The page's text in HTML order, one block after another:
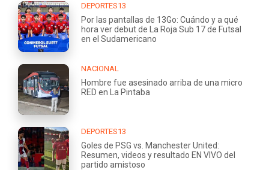
DEPORTES13
Por las pantallas de 13Go: Cuándo y a qué
hora ver debut de La Roja Sub 17 de Futsal
en el Sudamericano
NACIONAL
Hombre fue asesinado arriba de una micro
RED en La Pintaba
DEPORTES13
Goles de PSG vs. Manchester United:
Resumen, videos y resultado EN VIVO del
partido amistoso